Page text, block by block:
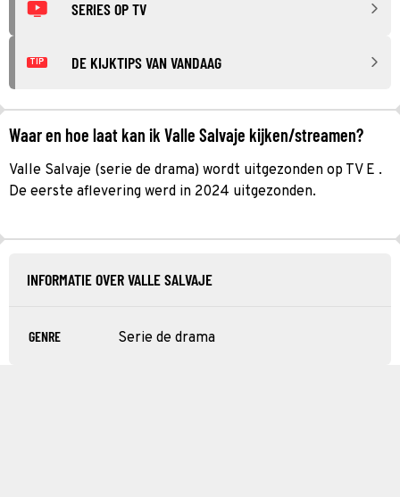
SERIES OP TV
TIP DE KIJKTIPS VAN VANDAAG
Waar en hoe laat kan ik Valle Salvaje kijken/streamen?
Valle Salvaje (serie de drama) wordt uitgezonden op TV E .
De eerste aflevering werd in 2024 uitgezonden.
INFORMATIE OVER VALLE SALVAJE
GENRE Serie de drama